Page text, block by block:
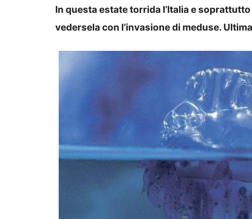
In questa estate torrida l’Italia e
vedersela con l’invasione di meduse.